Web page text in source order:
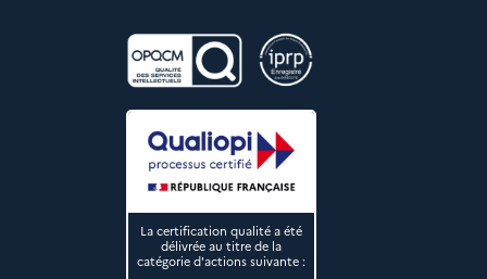
La certification qualité a été
délivrée au titre de la
catégorie d'actions suivante :